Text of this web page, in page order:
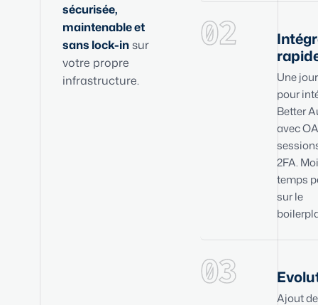
sécurisée,
maintenable et
sans lock-insur
votre propre
infrastructure.
02
Une
pour
Better
avec
2FA.
temps
sur le
03
Ajout de